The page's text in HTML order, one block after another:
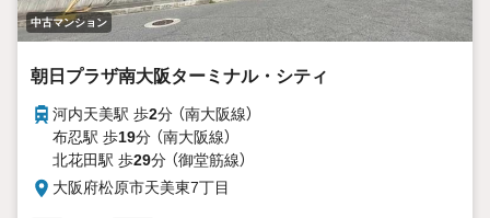
・*・・*・・*・・*・・*・・*・
中古マンション
朝日プラザ南大阪ターミナル・シティ
河内天美駅 歩2分 （南大阪線）
布忍駅 歩19分 （南大阪線）
北花田駅 歩29分 （御堂筋線）
大阪府松原市天美東7丁目